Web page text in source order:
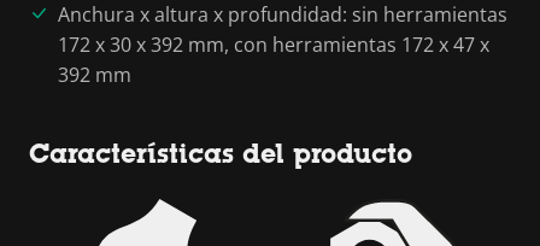
Anchura x altura x profundidad: sin herramientas
172 x 30 x 392 mm, con herramientas 172 x 47 x
392 mm
Características del producto